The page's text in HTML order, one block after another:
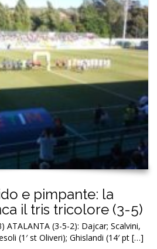
e pimpante: la
il tris tricolore (3-5)
ATALANTA (3-5-2): Dajcar; Scalvini,
(1′ st Oliveri); Ghislandi (14′ pt […]